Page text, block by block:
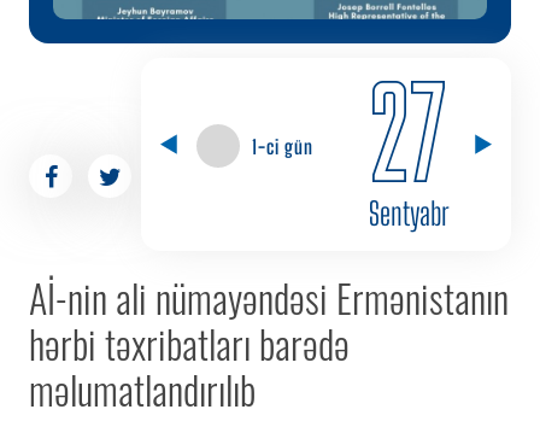
1-ci gün 27
Sentyabr
Aİ-nin ali nümayəndəsi Ermənistanın
hərbi təxribatları barədə
məlumatlandırılıb